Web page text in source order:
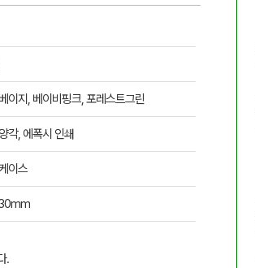
이지, 베이비핑크, 포레스트그린
각, 에폭시 인쇄
이스
.